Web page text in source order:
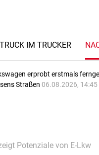
IM TRUCKER
erprobt erstmals
Straßen 06.08.2026, 14:45
Potenziale von E-Lkw